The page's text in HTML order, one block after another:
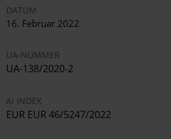
DATUM
16. Februar 2022
UA-NUMMER
UA-138/2020-2
AI INDEX
EUR EUR 46/5247/2022